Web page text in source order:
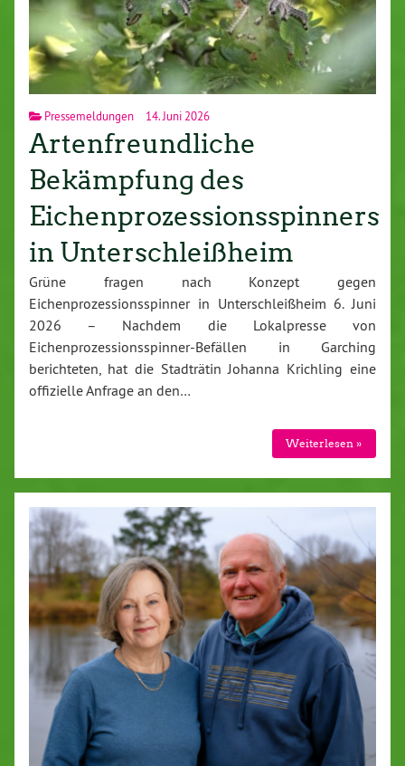
Pressemeldungen 14. Juni 2026
Artenfreundliche
Bekämpfung des
Eichenprozessionsspinners
in Unterschleißheim
Grüne fragen nach Konzept gegen
Eichenprozessionsspinner in Unterschleißheim 6. Juni
2026 – Nachdem die Lokalpresse von
Eichenprozessionsspinner-Befällen in Garching
berichteten, hat die Stadträtin Johanna Krichling eine
offizielle Anfrage an den…
Weiterlesen »